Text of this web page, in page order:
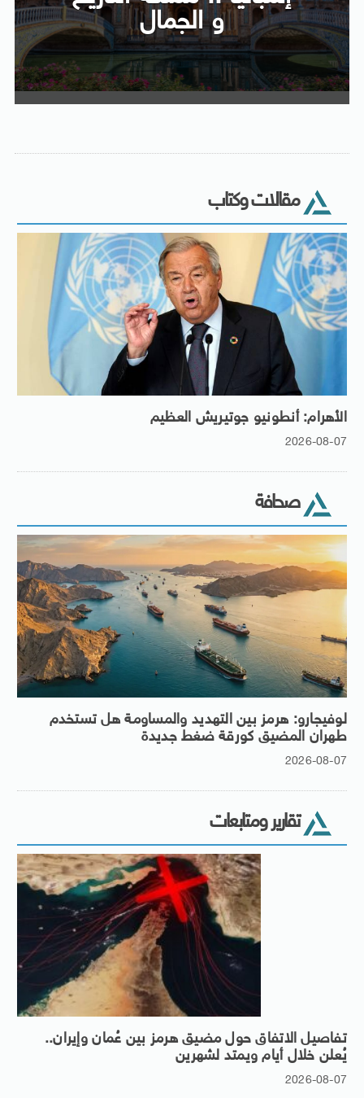
و الجمال
مقالات وكتاب
الأهرام: أنطونيو جوتيريش العظيم
2026-08-07
صحافة
لوفيجارو: هرمز بين التهديد والمساومة هل تستخدم
طهران المضيق كورقة ضغط جديدة
2026-08-07
تقارير ومتابعات
تفاصيل الاتفاق حول مضيق هرمز بين عُمان وإيران..
يُعلن خلال أيام ويمتد لشهرين
2026-08-07